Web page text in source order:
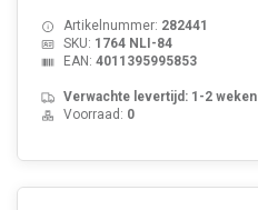
Artikelnummer: 282441
SKU: 1764 NLI-84
EAN: 4011395995853
Verwachte levertijd: 1-2 weken
Voorraad: 0